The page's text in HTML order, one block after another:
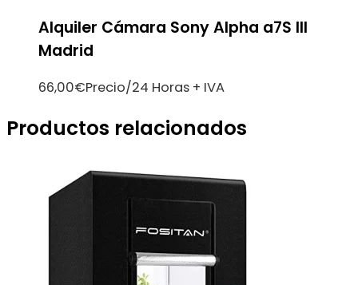
Alquiler Cámara Sony Alpha a7S III
Madrid
66,00€Precio/24 Horas + IVA
Productos relacionados